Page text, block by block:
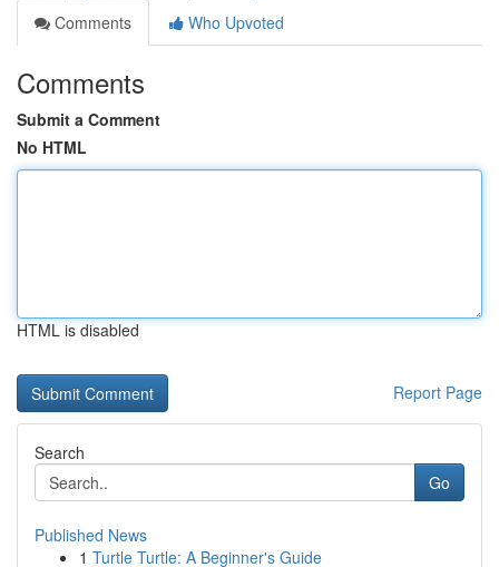
Comments
Who Upvoted
Comments
Submit a Comment
No HTML
HTML is disabled
Report Page
Search
Go
Published News
1 Turtle Turtle: A Beginner's Guide